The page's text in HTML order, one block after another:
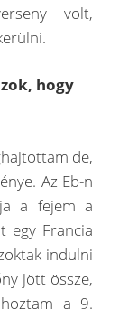
volt,
hogy
de,
Az Eb-n
a fejem a
egy Francia
indulni
jött össze,
a 9.